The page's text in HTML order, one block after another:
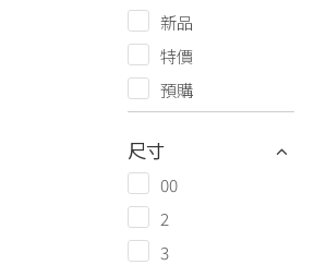
新品
特價
預購
尺寸
00
2
3